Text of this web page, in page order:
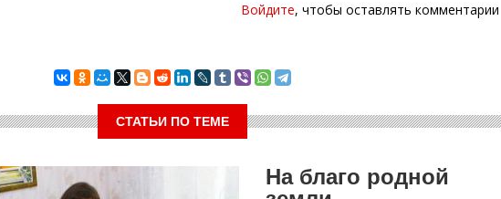
Войдите, чтобы оставлять комментарии
СТАТЬИ ПО ТЕМЕ
На благо родной